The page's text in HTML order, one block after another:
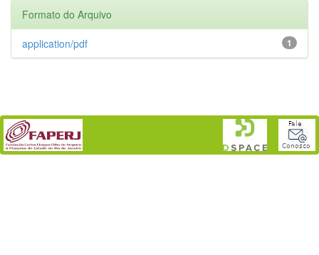
Formato do Arquivo
1
application/pdf